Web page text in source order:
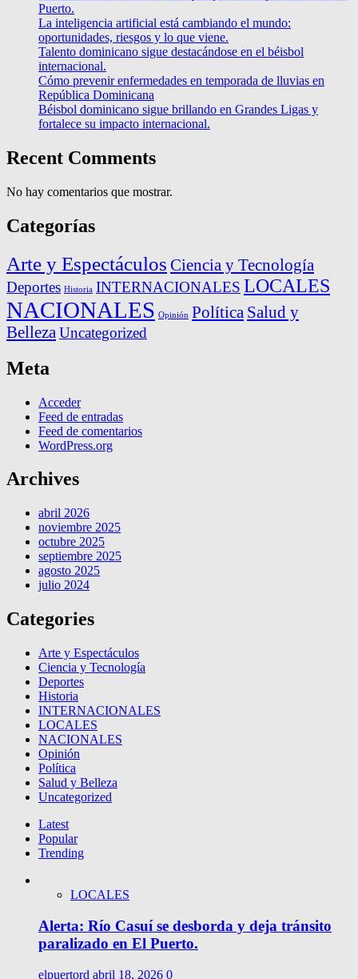
Puerto.
La inteligencia artificial está cambiando el mundo:
oportunidades, riesgos y lo que viene.
Talento dominicano sigue destacándose en el béisbol
internacional.
Cómo prevenir enfermedades en temporada de lluvias en
República Dominicana
Béisbol dominicano sigue brillando en Grandes Ligas y
fortalece su impacto internacional.
Recent Comments
No hay comentarios que mostrar.
Categorías
Arte y Espectáculos Ciencia y Tecnología
Deportes Historia INTERNACIONALES LOCALES
NACIONALES Opinión Política Salud y
Belleza Uncategorized
Meta
Acceder
Feed de entradas
Feed de comentarios
WordPress.org
Archives
abril 2026
noviembre 2025
octubre 2025
septiembre 2025
agosto 2025
julio 2024
Categories
Arte y Espectáculos
Ciencia y Tecnología
Deportes
Historia
INTERNACIONALES
LOCALES
NACIONALES
Opinión
Política
Salud y Belleza
Uncategorized
Latest
Popular
Trending
LOCALES
Alerta: Río Casuí se desborda y deja tránsito
paralizado en El Puerto.
elpuertord abril 18, 2026 0